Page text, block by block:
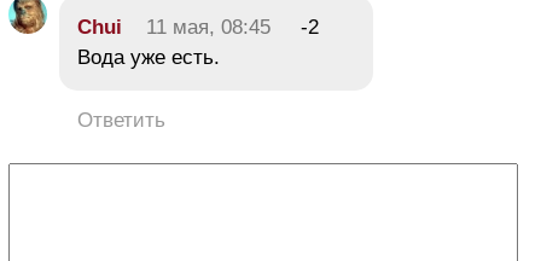
Chui 11 мая, 08:45
-2
Вода уже есть.
Ответить